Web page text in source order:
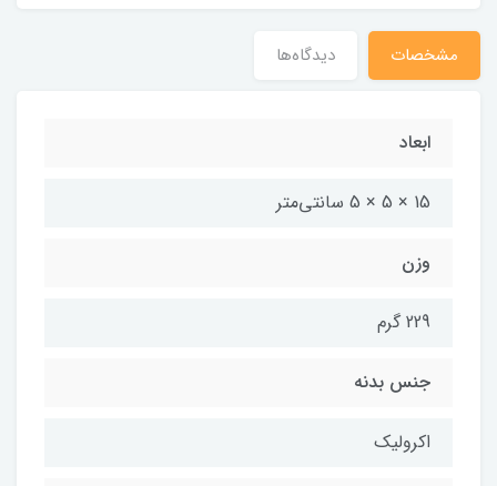
مشخصات دیدگاه‌ها
ابعاد
15 × 5 × 5 سانتی‌متر
وزن
229 گرم
جنس بدنه
اکرولیک